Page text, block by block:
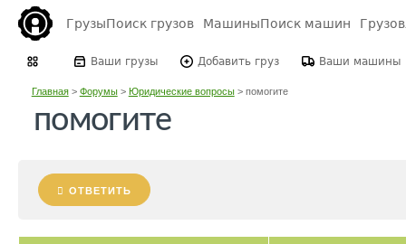
ГрузыПоиск грузов МашиныПоиск машин
Ваши грузы Добавить груз Ваши машины
Главная> Форумы> Юридические вопросы> помогите
помогите
ОТВЕТИТЬ